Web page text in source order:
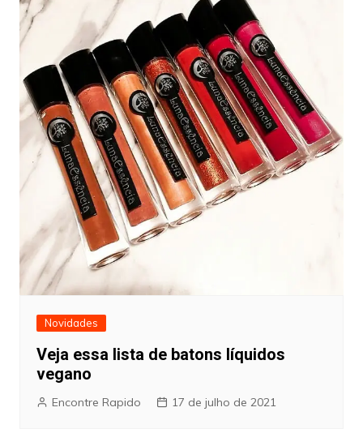
Novidades
Veja essa lista de batons líquidos
vegano
Encontre Rapido 17 de julho de 2021